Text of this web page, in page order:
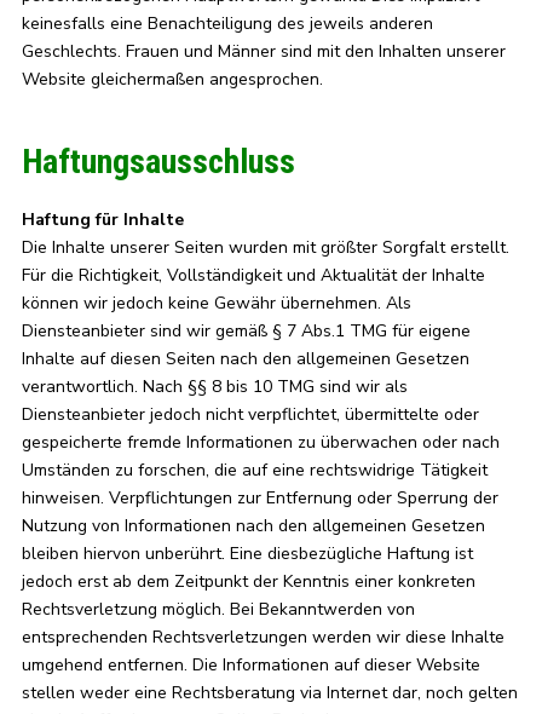
keinesfalls eine Benachteiligung des jeweils anderen
Geschlechts. Frauen und Männer sind mit den Inhalten unserer
Website gleichermaßen angesprochen.
Haftungsausschluss
Haftung für Inhalte
Die Inhalte unserer Seiten wurden mit größter Sorgfalt erstellt.
Für die Richtigkeit, Vollständigkeit und Aktualität der Inhalte
können wir jedoch keine Gewähr übernehmen. Als
Diensteanbieter sind wir gemäß § 7 Abs.1 TMG für eigene
Inhalte auf diesen Seiten nach den allgemeinen Gesetzen
verantwortlich. Nach §§ 8 bis 10 TMG sind wir als
Diensteanbieter jedoch nicht verpflichtet, übermittelte oder
gespeicherte fremde Informationen zu überwachen oder nach
Umständen zu forschen, die auf eine rechtswidrige Tätigkeit
hinweisen. Verpflichtungen zur Entfernung oder Sperrung der
Nutzung von Informationen nach den allgemeinen Gesetzen
bleiben hiervon unberührt. Eine diesbezügliche Haftung ist
jedoch erst ab dem Zeitpunkt der Kenntnis einer konkreten
Rechtsverletzung möglich. Bei Bekanntwerden von
entsprechenden Rechtsverletzungen werden wir diese Inhalte
umgehend entfernen. Die Informationen auf dieser Website
stellen weder eine Rechtsberatung via Internet dar, noch gelten